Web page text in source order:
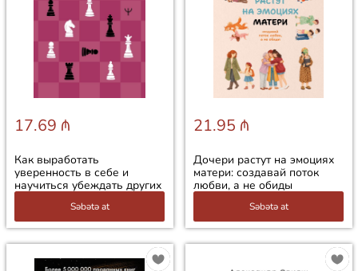
17.69 ₼
Как выработать
уверенность в себе и
научиться убеждать других
Səbətə at
21.95 ₼
Дочери растут на эмоциях
матери: создавай поток
любви, а не обиды
Səbətə at